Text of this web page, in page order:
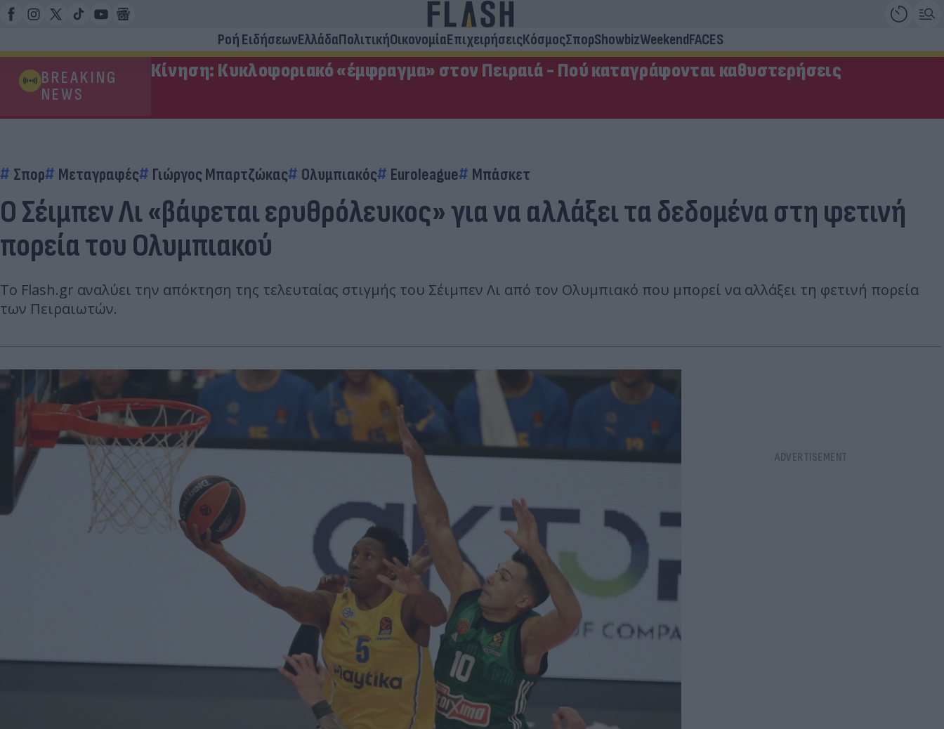
Ροή ΕιδήσεωνΕλλάδαΠολιτικήΟικονομίαΕπιχειρήσειςΚόσμοςΣπορShowbizWeekendFACES
BREAKING
NEWS
Κίνηση: Κυκλοφοριακό «έμφραγμα» στον Πειραιά - Πού καταγράφονται καθυστερήσεις
Σπορ Μεταγραφές Γιώργος Μπαρτζώκας Ολυμπιακός Euroleague Μπάσκετ
Ο Σέιμπεν Λι «βάφεται ερυθρόλευκος» για να αλλάξει τα δεδομένα στη φετινή
πορεία του Ολυμπιακού
Το Flash.gr αναλύει την απόκτηση της τελευταίας στιγμής του Σέιμπεν Λι από τον Ολυμπιακό που μπορεί να αλλάξει τη φετινή πορεία
των Πειραιωτών.